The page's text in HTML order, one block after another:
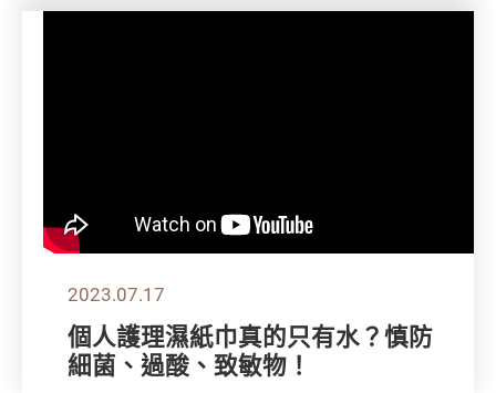
2023.07.17
個人護理濕紙巾真的只有水？慎防
細菌、過酸、致敏物！